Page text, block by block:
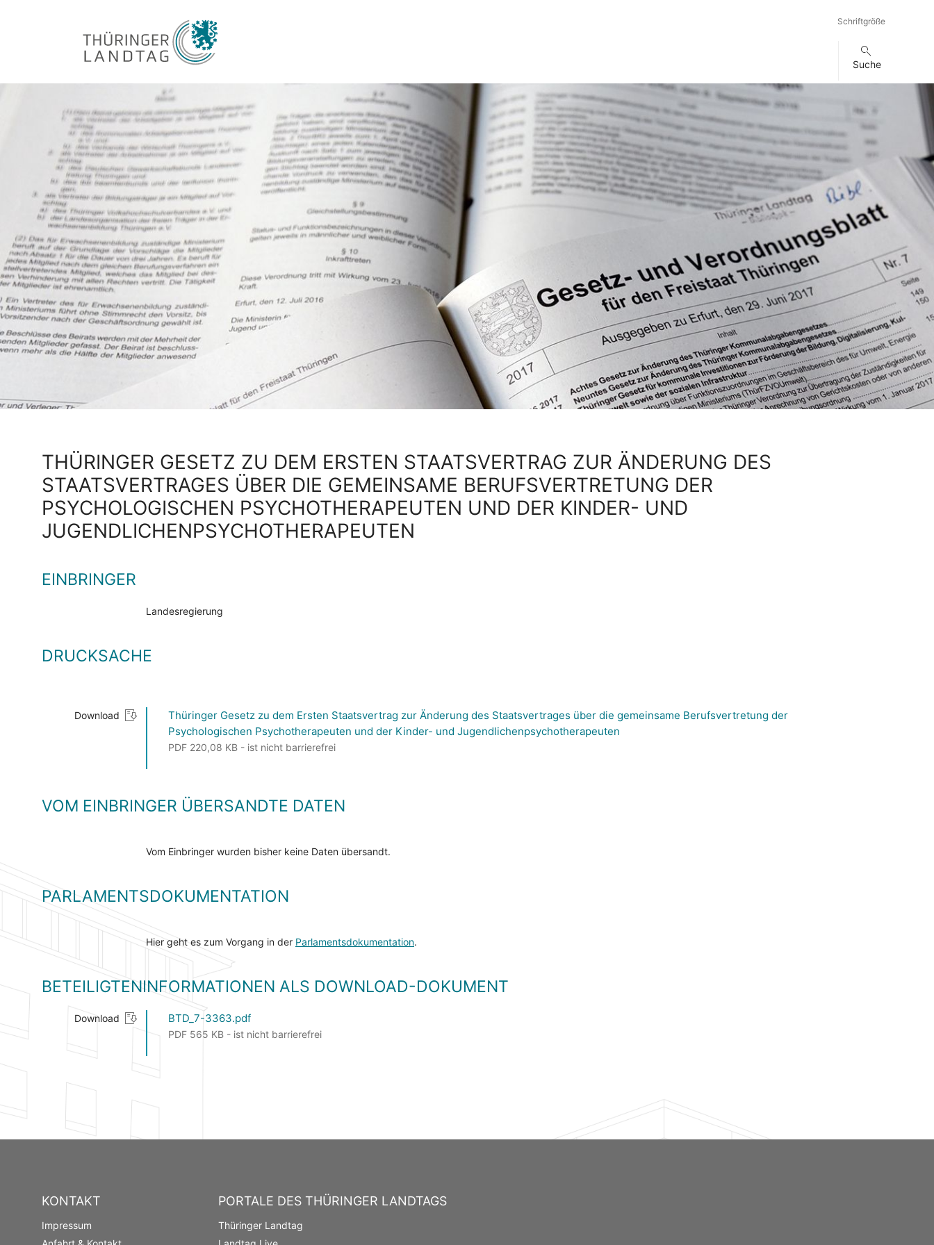
Schriftgröße
Suche
THÜRINGER GESETZ ZU DEM ERSTEN STAATSVERTRAG ZUR ÄNDERUNG DES
STAATSVERTRAGES ÜBER DIE GEMEINSAME BERUFSVERTRETUNG DER
PSYCHOLOGISCHEN PSYCHOTHERAPEUTEN UND DER KINDER- UND
JUGENDLICHENPSYCHOTHERAPEUTEN
EINBRINGER
Landesregierung
DRUCKSACHE
Download
Thüringer Gesetz zu dem Ersten Staatsvertrag zur Änderung des Staatsvertrages über die gemeinsame Berufsvertretung der
Psychologischen Psychotherapeuten und der Kinder- und Jugendlichenpsychotherapeuten
PDF 220,08 KB - ist nicht barrierefrei
VOM EINBRINGER ÜBERSANDTE DATEN
Vom Einbringer wurden bisher keine Daten übersandt.
PARLAMENTSDOKUMENTATION
Hier geht es zum Vorgang in der Parlamentsdokumentation.
BETEILIGTENINFORMATIONEN ALS DOWNLOAD-DOKUMENT
Download BTD_7-3363.pdf
PDF 565 KB - ist nicht barrierefrei
KONTAKT
Impressum
PORTALE DES THÜRINGER LANDTAGS
Thüringer Landtag